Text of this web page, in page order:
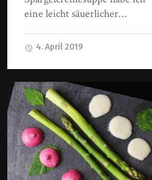
eine leicht säuerlicher…
4. April 2019